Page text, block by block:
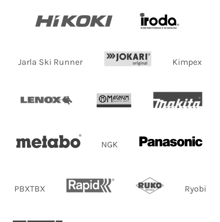
Jarla Ski Runner Kimpex
NGK
PBXTBX Ryobi